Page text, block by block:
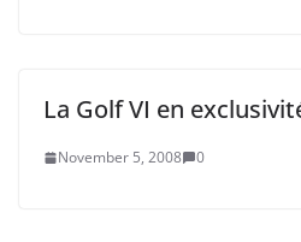
La Golf VI en
November 5, 2008 0